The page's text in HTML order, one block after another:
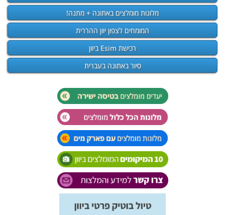
מלונות מומלצים באתונה + מתנה!
המומחים לצפון יוון ההררית
רכישת Esim ביוון
סיור באתונה בעברית